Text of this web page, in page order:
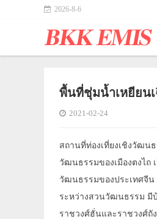
2026-8-6
พื้นที่ชุ่มน้ำเหยียน
2021-02-24
สถานที่ท่องเที่ยงเชิงวัฒน
วัฒนธรรมของเมืองตงไถ
วัฒนธรรมของประเทศจีน
ระหว่างสวนวัฒนธรรม มี
ราชวงศ์ฮั่นและราชวงศ์ถั